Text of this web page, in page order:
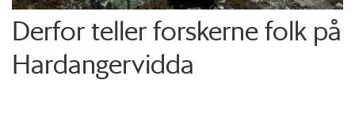
Derfor teller forskerne folk på
Hardangervidda